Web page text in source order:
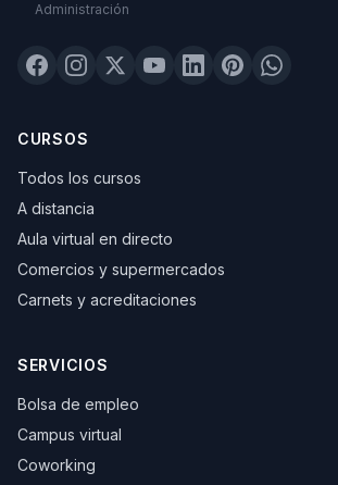
Administración
CURSOS
Todos los cursos
A distancia
Aula virtual en directo
Comercios y supermercados
Carnets y acreditaciones
SERVICIOS
Bolsa de empleo
Campus virtual
Coworking